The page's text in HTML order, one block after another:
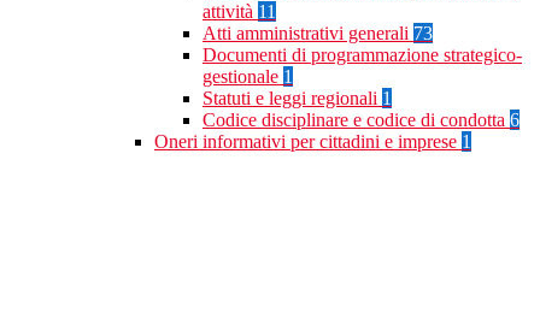
attività 11
Atti amministrativi generali 73
Documenti di programmazione strategico-
gestionale 1
Statuti e leggi regionali 1
Codice disciplinare e codice di condotta 6
Oneri informativi per cittadini e imprese 1